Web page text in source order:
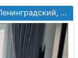
Южакова ул, №2